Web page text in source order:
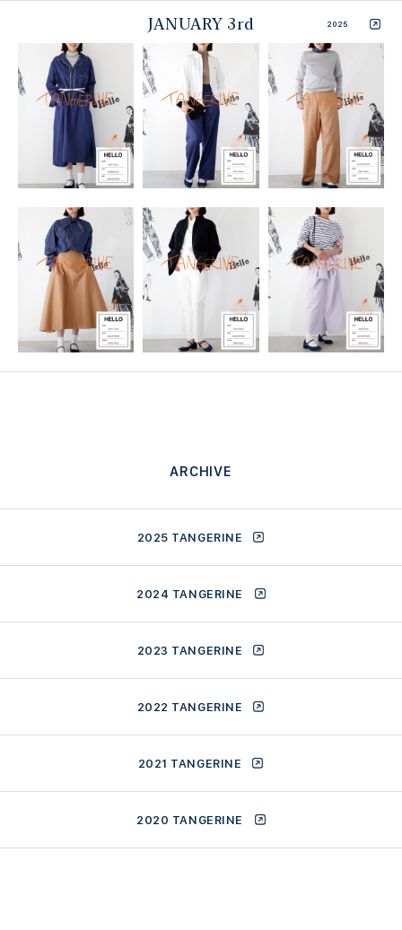
JANUARY 3rd 2025
ARCHIVE
2025 TANGERINE
2024 TANGERINE
2023 TANGERINE
2022 TANGERINE
2021 TANGERINE
2020 TANGERINE